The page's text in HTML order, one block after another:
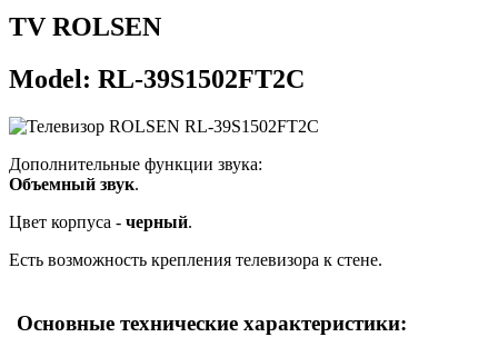
TV ROLSEN
Model: RL-39S1502FT2C
Дополнительные функции звука:
Объемный звук.
Цвет корпуса - черный.
Есть возможность крепления телевизора к стене.
Основные технические характеристики: